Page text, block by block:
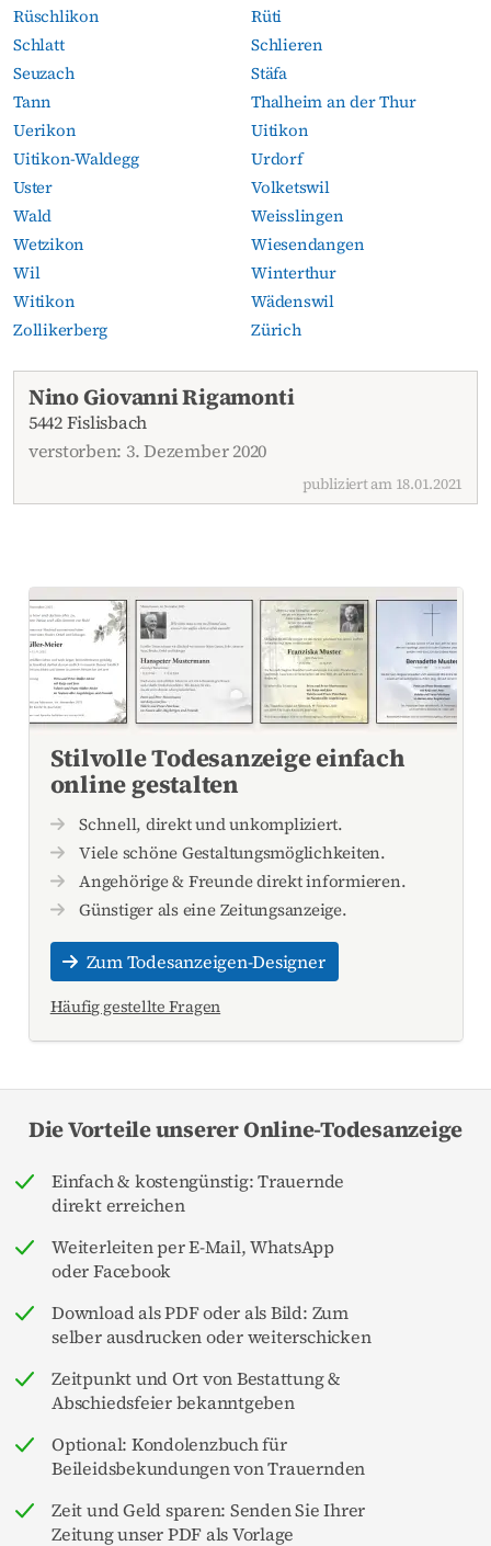
Rüschlikon
Rüti
Schlatt
Schlieren
Seuzach
Stäfa
Tann
Thalheim an der Thur
Uerikon
Uitikon
Uitikon-Waldegg
Urdorf
Uster
Volketswil
Wald
Weisslingen
Wetzikon
Wiesendangen
Wil
Winterthur
Witikon
Wädenswil
Zollikerberg
Zürich
Aktuelle Todesanzeigen
Nino Giovanni Rigamonti
5442 Fislisbach
verstorben: 3. Dezember 2020
publiziert am 18.01.2021
Stilvolle Todesanzeige einfach
online gestalten
Schnell, direkt und unkompliziert.
Viele schöne Gestaltungsmöglichkeiten.
Angehörige & Freunde direkt informieren.
Günstiger als eine Zeitungsanzeige.
Zum Todesanzeigen-Designer
Häufig gestellte Fragen
Die Vorteile unserer Online-Todesanzeige
Einfach & kostengünstig: Trauernde
direkt erreichen
Weiterleiten per E-Mail, WhatsApp
oder Facebook
Download als PDF oder als Bild: Zum
selber ausdrucken oder weiterschicken
Zeitpunkt und Ort von Bestattung &
Abschiedsfeier bekanntgeben
Optional: Kondolenzbuch für
Beileidsbekundungen von Trauernden
Zeit und Geld sparen: Senden Sie Ihrer
Zeitung unser PDF als Vorlage